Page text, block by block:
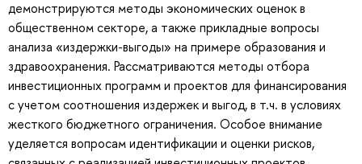
демонстрируются методы экономических оценок в
общественном секторе, а также прикладные вопросы
анализа «издержки-выгоды» на примере образования и
здравоохранения. Рассматриваются методы отбора
инвестиционных программ и проектов для финансирования
с учетом соотношения издержек и выгод, в т.ч. в условиях
жесткого бюджетного ограничения. Особое внимание
уделяется вопросам идентификации и оценки рисков,